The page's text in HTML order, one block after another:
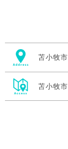
苫小牧
苫小牧